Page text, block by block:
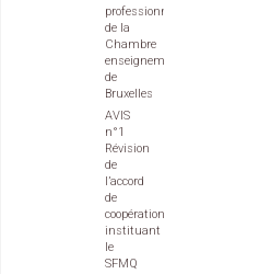
professionnel
de la
Chambre
enseignement
de
Bruxelles
AVIS
n°1
Révision
de
l’accord
de
coopération
instituant
le
SFMQ